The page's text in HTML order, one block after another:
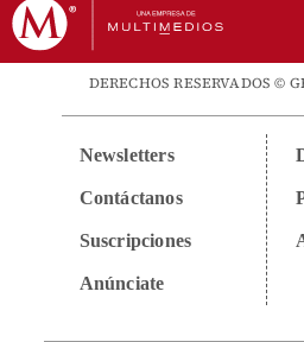
DERECHOS RESERVADOS ©
Newsletters
Contáctanos
Suscripciones
Anúnciate